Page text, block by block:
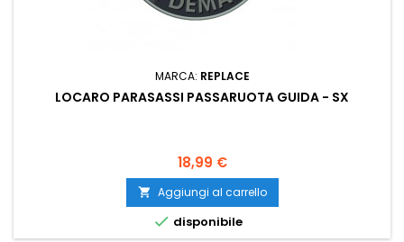
MARCA: REPLACE
LOCARO PARASASSI PASSARUOTA GUIDA - SX
Prezzo
18,99 €
 Aggiungi al carrello
 disponibile